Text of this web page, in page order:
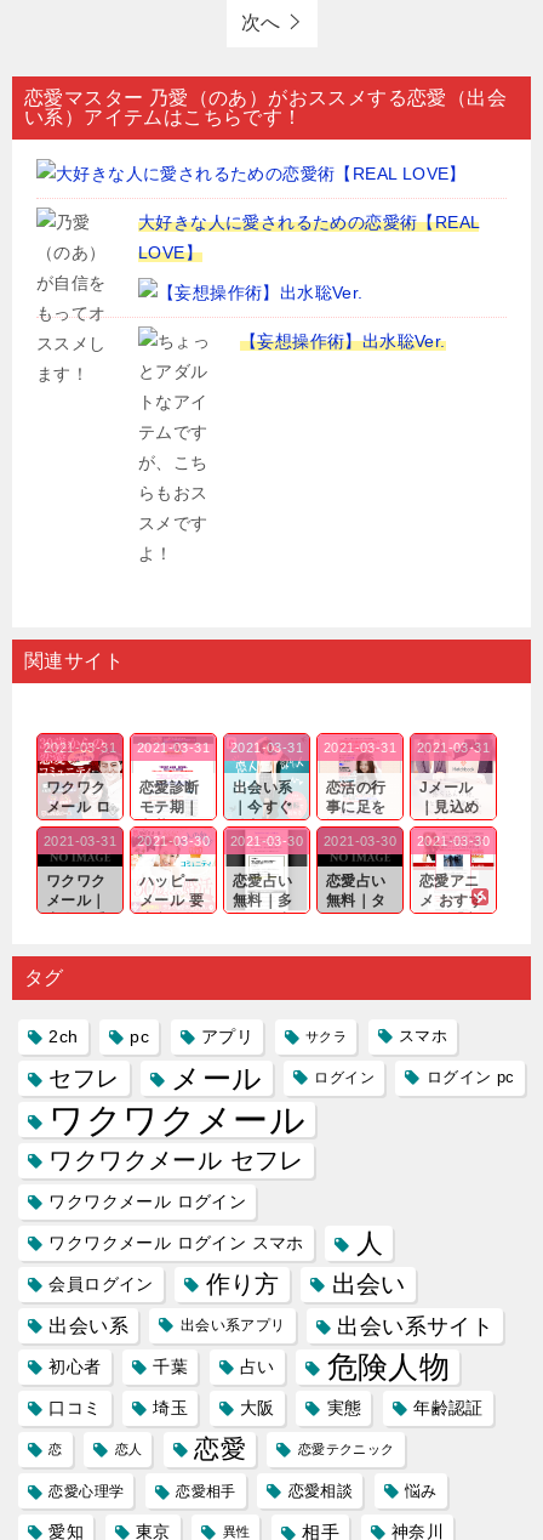
次へ
恋愛マスター 乃愛（のあ）がおススメする恋愛（出会
い系）アイテムはこちらです！
大好きな人に愛されるための恋愛術【REAL
LOVE】
【妄想操作術】出水聡Ver.
関連サイト
ワクワク
メール ロ
グイン pc
｜心の底
から真
剣...
2021-03-31
恋愛診断
モテ期｜
老若男女
問わ
ず…。
2021-03-31
出会い系
｜今すぐ
仲良くな
れる相手
探しをし
たいと...
2021-03-31
恋活の行
事に足を
運んでも
出会いの
チャンス
が訪れ...
2021-03-31
Jメール
｜見込め
る効果が
確実なも
のであっ
ても…...
2021-03-31
ワクワク
メール｜
出会い系
り会った
人に軽...
2021-03-31
ハッピー
メール 要
注意人物
するので
2021-03-30
恋愛占い
無料｜多
数ある出
プリの内
2021-03-30
恋愛占い
無料｜タ
ーゲット
る人に恋
2021-03-30
恋愛アニ
メ おすす
め｜「心
雑で素人
2021-03-30
タグ
2ch pc アプリ サクラ スマホ
セフレ メール ログイン ログイン pc
ワクワクメール
ワクワクメール セフレ
ワクワクメール ログイン
ワクワクメール ログイン スマホ 人
会員ログイン 作り方 出会い
出会い系 出会い系アプリ 出会い系サイト
初心者 千葉 占い 危険人物
口コミ 埼玉 大阪 実態 年齢認証
恋 恋人 恋愛 恋愛テクニック
恋愛心理学 恋愛相手 恋愛相談 悩み
愛知 東京 異性 相手 神奈川